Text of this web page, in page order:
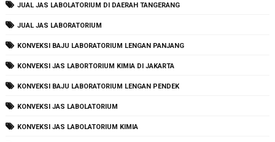
JUAL JAS LABOLATORIUM DI DAERAH TANGERANG
JUAL JAS LABORATORIUM
KONVEKSI BAJU LABORATORIUM LENGAN PANJANG
KONVEKSI JAS LABORTORIUM KIMIA DI JAKARTA
KONVEKSI BAJU LABORATORIUM LENGAN PENDEK
KONVEKSI JAS LABOLATORIUM
KONVEKSI JAS LABOLATORIUM KIMIA